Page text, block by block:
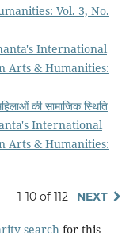
Vol. 3, No.
International
Arts & Humanities:
की सामाजिक स्थिति
International
Arts & Humanities:
1-10 of 112 NEXT
search for this